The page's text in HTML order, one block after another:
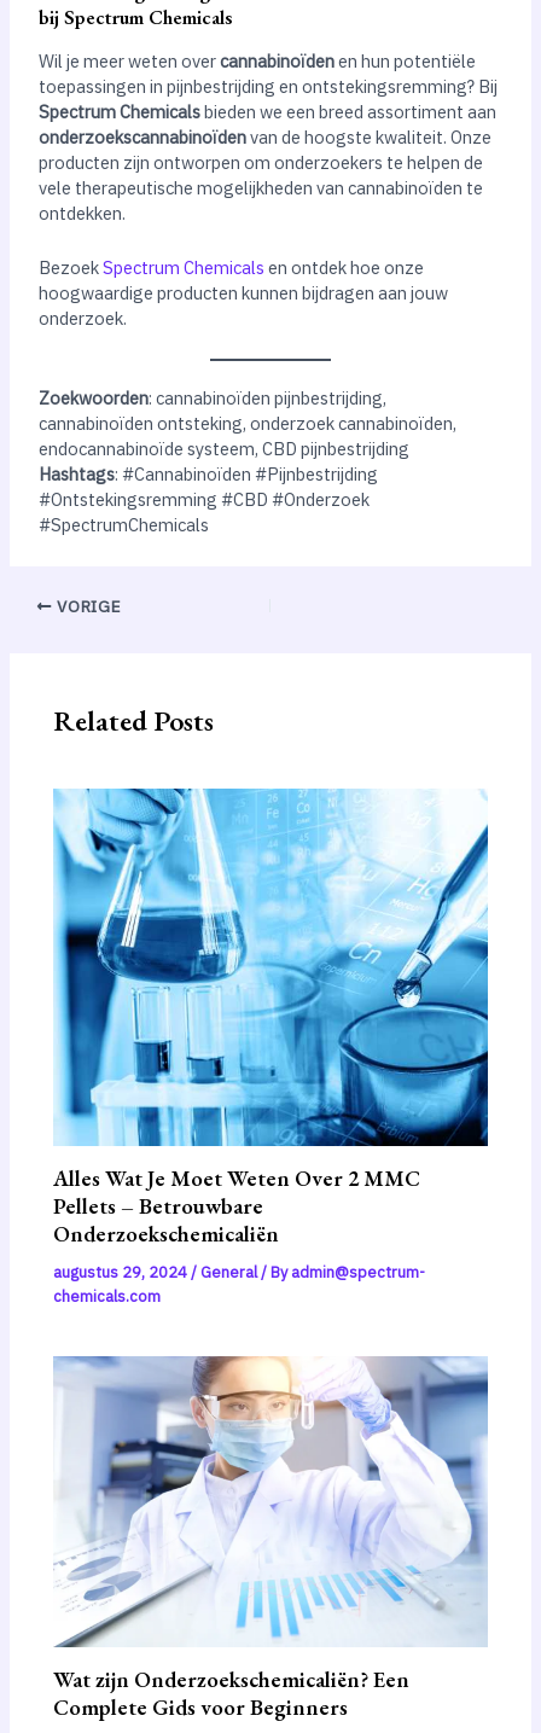
bij Spectrum Chemicals
Wil je meer weten overcannabinoïdenen hun potentiële
toepassingen in pijnbestrijding en ontstekingsremming? Bij
Spectrum Chemicalsbieden we een breed assortiment aan
onderzoekscannabinoïdenvan de hoogste kwaliteit. Onze
producten zijn ontworpen om onderzoekers te helpen de
vele therapeutische mogelijkheden van cannabinoïden te
ontdekken.
BezoekSpectrum Chemicals en ontdek hoe onze
hoogwaardige producten kunnen bijdragen aan jouw
onderzoek.
Zoekwoorden: cannabinoïden pijnbestrijding,
cannabinoïden ontsteking, onderzoek cannabinoïden,
endocannabinoïde systeem, CBD pijnbestrijding
Hashtags: #Cannabinoïden #Pijnbestrijding
#Ontstekingsremming #CBD #Onderzoek
#SpectrumChemicals
BerichtVORIGE
Related Posts
Alles Wat Je Moet Weten Over 2 MMC
Pellets – Betrouwbare
Onderzoekschemicaliën
augustus 29, 2024/General/ Byadmin@spectrum-
chemicals.com
Wat zijn Onderzoekschemicaliën? Een
Complete Gids voor Beginners